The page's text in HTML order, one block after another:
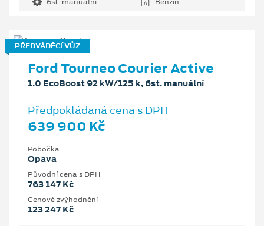
6st. manuální
Benzín
PŘEDVÁDĚCÍ VŮZ
Ford Tourneo Courier Active
1.0 EcoBoost 92 kW/125 k, 6st. manuální
Předpokládaná cena s DPH
639 900 Kč
Pobočka
Opava
Původní cena s DPH
763 147 Kč
Cenové zvýhodnění
123 247 Kč